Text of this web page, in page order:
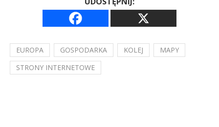
EUROPA GOSPODARKA KOLEJ
MAPY
STRONY INTERNETOWE